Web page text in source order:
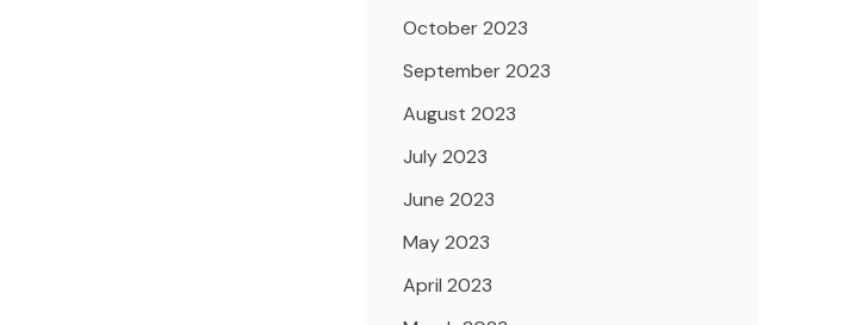
October 2023
September 2023
August 2023
July 2023
June 2023
May 2023
April 2023